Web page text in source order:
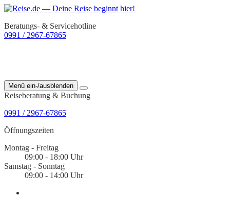
Beratungs- & Servicehotline
0991 / 2967-67865
Menü ein-/ausblenden
Reiseberatung & Buchung
0991 / 2967-67865
Öffnungszeiten
Montag - Freitag
09:00 - 18:00 Uhr
Samstag - Sonntag
09:00 - 14:00 Uhr